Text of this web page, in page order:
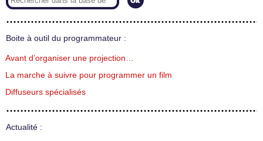
Boite à outil du programmateur :
Avant d’organiser une projection…
La marche à suivre pour programmer un film
Diffuseurs spécialisés
Actualité :